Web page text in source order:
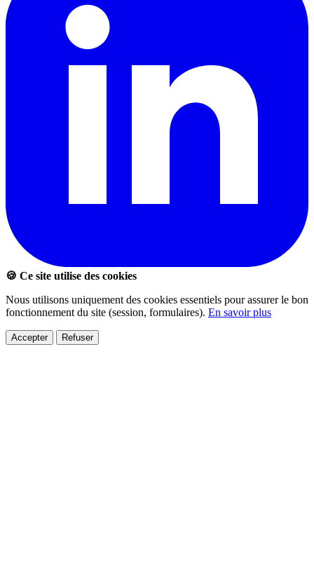
🍪 Ce site utilise des cookies
Nous utilisons uniquement des cookies essentiels pour assurer le bon
fonctionnement du site (session, formulaires). En savoir plus
Accepter Refuser